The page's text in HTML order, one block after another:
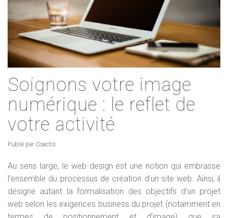
Soignons votre image
numérique : le reflet de
votre activité
Publié par Coactis.
Au sens large, le web design est une notion qui embrasse
l’ensemble du processus de création d’un site web. Ainsi, il
désigne autant la formalisation des objectifs d’un projet
web selon les exigences business du projet (notamment en